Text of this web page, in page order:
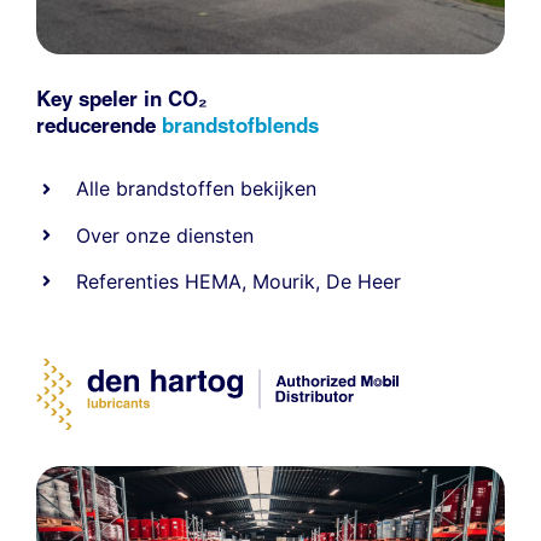
Key speler in CO₂
reducerende brandstofblends
Alle brandstoffen bekijken
Over onze diensten
Referenties HEMA, Mourik, De Heer